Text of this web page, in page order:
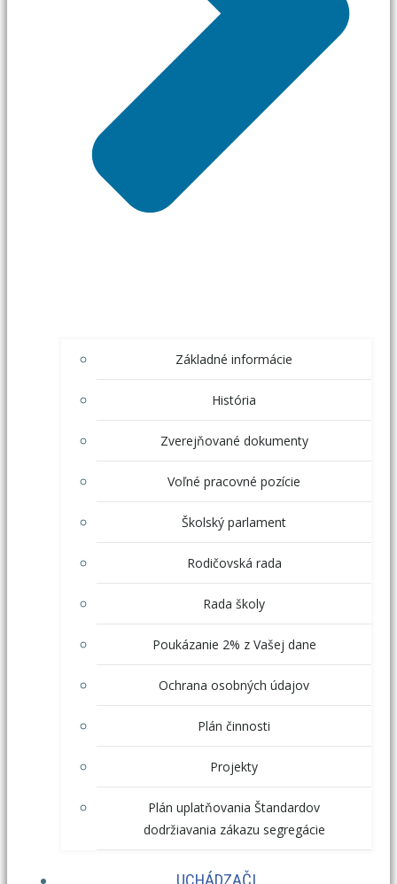
Základné informácie
História
Zverejňované dokumenty
Voľné pracovné pozície
Školský parlament
Rodičovská rada
Rada školy
Poukázanie 2% z Vašej dane
Ochrana osobných údajov
Plán činnosti
Projekty
Plán uplatňovania Štandardov
dodržiavania zákazu segregácie
UCHÁDZAČI